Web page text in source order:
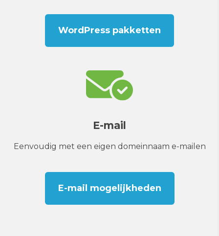
WordPress pakketten
E-mail
Eenvoudig met een eigen domeinnaam e-mailen
E-mail mogelijkheden